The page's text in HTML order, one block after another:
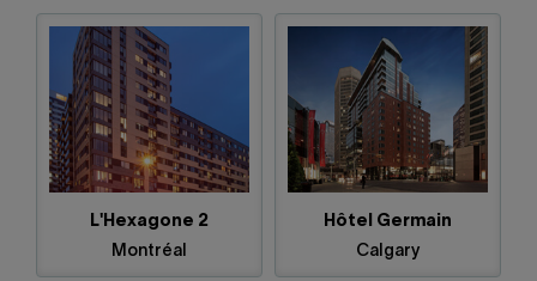
L'Hexagone 2
Montréal
Hôtel Germain
Calgary